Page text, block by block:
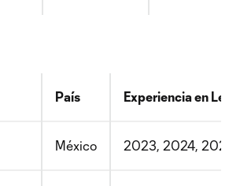
País Experiencia en
México 2023, 2024, 2025